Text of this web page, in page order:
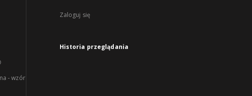
- wzór
Zaloguj się
Historia przeglądania